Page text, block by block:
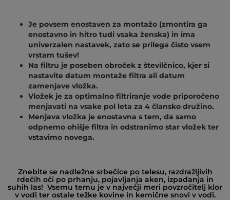
Je povsem enostaven za montažo (zmontira ga
enostavno in hitro tudi vsaka ženska) in ima
univerzalen nastavek, zato se prilega čisto vsem
vrstam tušev!
Na filtru je poseben obroček z številčnico, kjer si
nastavite datum montaže filtra ali datum
zamenjave vložka.
Vložek je za optimalno filtriranje vode priporočeno
menjavati na vsake pol leta za 4 člansko družino.
Menjava vložka je enostavna s tem, da samo
odpnemo ohišje filtra in odstranimo star vložek ter
vstavimo novega.
Znebite se nadležne srbečice po telesu, razdražljivih
rdečih oči po prhanju, pojavljanja aken, izpadanja in
suhih las! Vsemu temu je v največji meri povzročitelj klor
v vodi ter ostale težke kovine in kemične snovi v vodi.